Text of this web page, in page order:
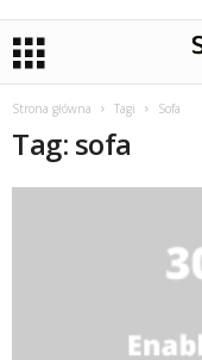
Strona główna Tagi Sofa
Tag: sofa